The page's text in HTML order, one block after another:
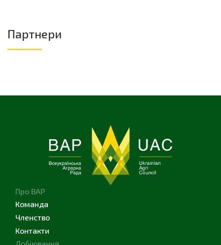
Партнери
Про ВАР
Команда
Членство
Контакти